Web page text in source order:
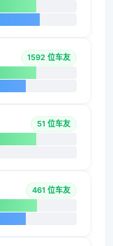
1592 位车友
51 位车友
461 位车友